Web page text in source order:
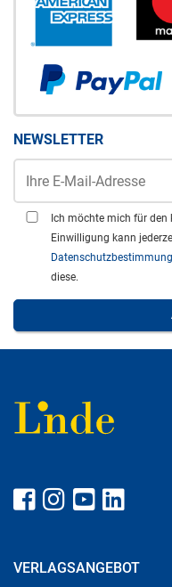
NEWSLETTER
Ich möchte mich für den
Einwilligung kann
diese.
VERLAGSANGEBOT